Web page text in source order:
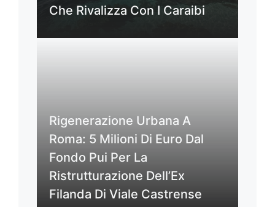
Che Rivalizza Con I Caraibi
Rigenerazione Urbana A
Roma: 5 Milioni Di Euro Dal
Fondo Pui Per La
Ristrutturazione Dell’Ex
Filanda Di Viale Castrense